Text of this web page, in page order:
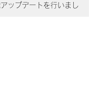
ップデートを行いまし